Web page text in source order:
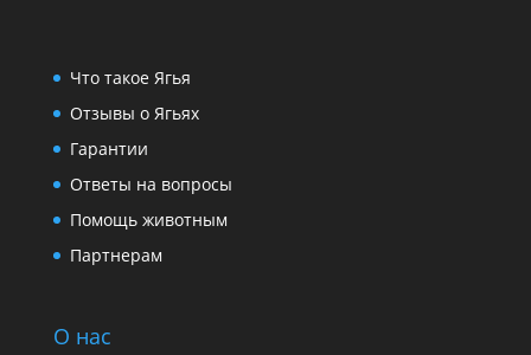
Что такое Ягья
Отзывы о Ягьях
Гарантии
Ответы на вопросы
Помощь животным
Партнерам
О нас